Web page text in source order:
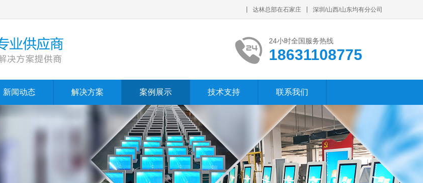
达林总部在石家庄 深圳/山西/山东均有分公司
24小时全国服务热线
18631108775
新闻动态 解决方案 案例展示 技术支持 联系我们